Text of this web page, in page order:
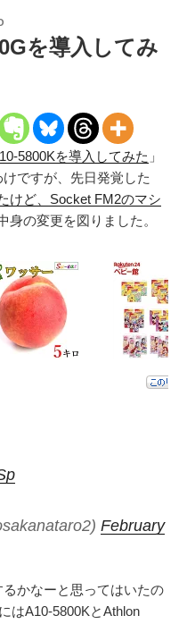
を導入してみ
5800Kを導入してみた 」
ですが、先日発覚した
けど、Socket FM2のマシ
身の変更を図りました。
February
かなーと思ってはいたの
はA10-5800KとAthlon